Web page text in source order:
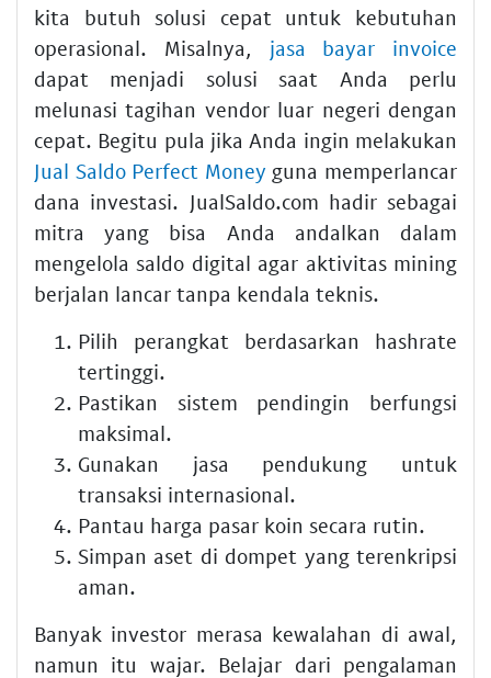
kita butuh solusi cepat untuk kebutuhan
operasional. Misalnya, jasa bayar invoice
dapat menjadi solusi saat Anda perlu
melunasi tagihan vendor luar negeri dengan
cepat. Begitu pula jika Anda ingin melakukan
Jual Saldo Perfect Money guna memperlancar
dana investasi. JualSaldo.com hadir sebagai
mitra yang bisa Anda andalkan dalam
mengelola saldo digital agar aktivitas mining
berjalan lancar tanpa kendala teknis.
Pilih perangkat berdasarkan hashrate
tertinggi.
Pastikan sistem pendingin berfungsi
maksimal.
Gunakan jasa pendukung untuk
transaksi internasional.
Pantau harga pasar koin secara rutin.
Simpan aset di dompet yang terenkripsi
aman.
Banyak investor merasa kewalahan di awal,
namun itu wajar. Belajar dari pengalaman